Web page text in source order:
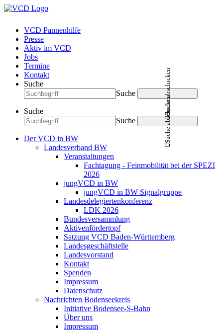
VCD Pannenhilfe
Presse
Aktiv im VCD
Jobs
Termine
Kontakt
Suche
Suche
Suche abschicken
Suche
Suche
Suche abschicken
Der VCD in BW
Landesverband BW
Veranstaltungen
Fachtagung - Feinmobilität bei der SPEZI
2026
jungVCD in BW
jungVCD in BW Signalgruppe
Landesdelegiertenkonferenz
LDK 2026
Bundesversammlung
Aktivenfördertopf
Satzung VCD Baden-Württemberg
Landesgeschäftstelle
Landesvorstand
Kontakt
Spenden
Impressum
Datenschutz
Nachrichten Bodenseekreis
Initiative Bodensee-S-Bahn
Über uns
Impressum